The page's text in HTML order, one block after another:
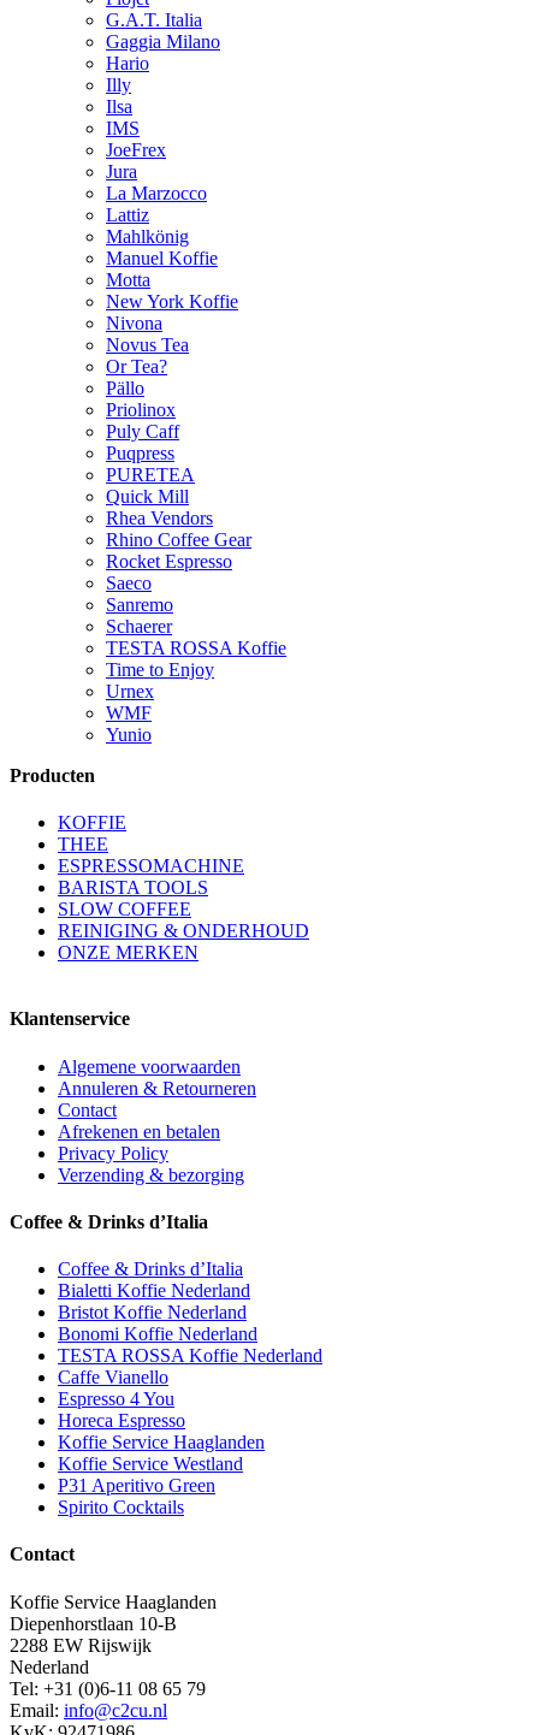
G.A.T. Italia
Gaggia Milano
Hario
Illy
Ilsa
IMS
JoeFrex
Jura
La Marzocco
Lattiz
Mahlkönig
Manuel Koffie
Motta
New York Koffie
Nivona
Novus Tea
Or Tea?
Pällo
Priolinox
Puly Caff
Puqpress
PURETEA
Quick Mill
Rhea Vendors
Rhino Coffee Gear
Rocket Espresso
Saeco
Sanremo
Schaerer
TESTA ROSSA Koffie
Time to Enjoy
Urnex
WMF
Yunio
Producten
KOFFIE
THEE
ESPRESSOMACHINE
BARISTA TOOLS
SLOW COFFEE
REINIGING & ONDERHOUD
ONZE MERKEN
Klantenservice
Algemene voorwaarden
Annuleren & Retourneren
Contact
Afrekenen en betalen
Privacy Policy
Verzending & bezorging
Coffee & Drinks d’Italia
Coffee & Drinks d’Italia
Bialetti Koffie Nederland
Bristot Koffie Nederland
Bonomi Koffie Nederland
TESTA ROSSA Koffie Nederland
Caffe Vianello
Espresso 4 You
Horeca Espresso
Koffie Service Haaglanden
Koffie Service Westland
P31 Aperitivo Green
Spirito Cocktails
Contact
Koffie Service Haaglanden
Diepenhorstlaan 10-B
2288 EW Rijswijk
Nederland
Tel: +31 (0)6-11 08 65 79
Email: info@c2cu.nl